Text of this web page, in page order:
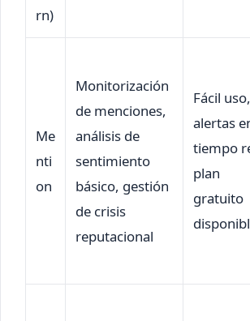
rn)
Me
nti
on
Monitorización
de menciones,
análisis de
sentimiento
básico, gestión
de crisis
reputacional
Fácil uso,
alertas
tiempo
plan
gratuito